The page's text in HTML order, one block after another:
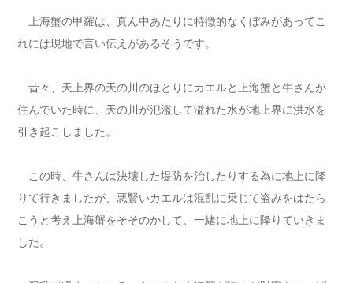
上海蟹の甲羅は、真ん中あたりに特徴的なくぼみがあってこ
れには現地で言い伝えがあるそうです。
昔々、天上界の天の川のほとりにカエルと上海蟹と牛さんが
住んでいた時に、天の川が氾濫して溢れた水が地上界に洪水を
引き起こしました。
この時、牛さんは決壊した堤防を治したりする為に地上に降
りて行きましたが、悪賢いカエルは混乱に乗じて盗みをはたら
こうと考え上海蟹をそそのかして、一緒に地上に降りていきま
した。